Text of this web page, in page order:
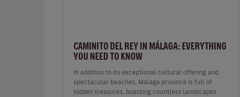
CAMINITO DEL REY IN MÁLAGA: EVERYTHING
YOU NEED TO KNOW
In addition to its exceptional cultural offering and
spectacular beaches, Málaga province is full of
hidden treasures, boasting countless landscapes